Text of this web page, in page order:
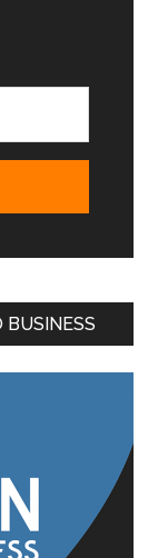
BUSINESS